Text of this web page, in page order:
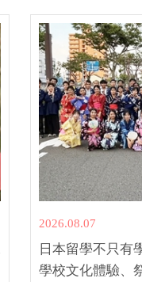
2026.08.07
日本留學不只有
學校文化體驗、